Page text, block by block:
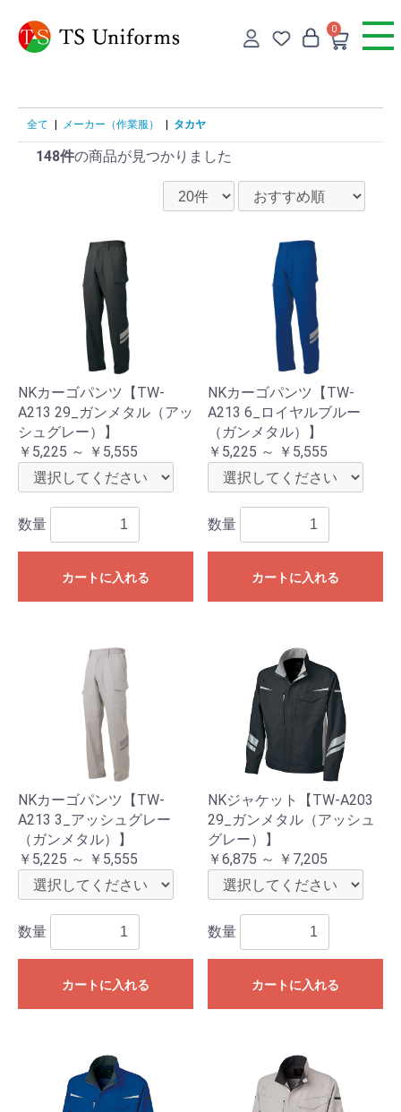
0
全て メーカー（作業服） タカヤ
148件の商品が見つかりました
NKカーゴパンツ【TW-
A213 29_ガンメタル（アッ
シュグレー）】
￥5,225 ～ ￥5,555
数量
カートに入れる
NKカーゴパンツ【TW-
A213 6_ロイヤルブルー
（ガンメタル）】
￥5,225 ～ ￥5,555
数量
カートに入れる
NKカーゴパンツ【TW-
A213 3_アッシュグレー
（ガンメタル）】
￥5,225 ～ ￥5,555
数量
カートに入れる
NKジャケット【TW-A203
29_ガンメタル（アッシュ
グレー）】
￥6,875 ～ ￥7,205
数量
カートに入れる